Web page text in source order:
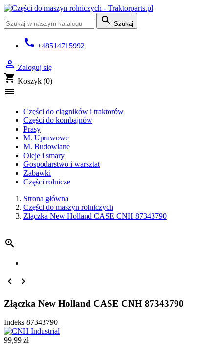
 Szukaj
call +48514715992
 Zaloguj się
shopping_cart Koszyk (0)

Części do ciągników i traktorów
Części do kombajnów
Prasy
M. Uprawowe
M. Budowlane
Oleje i smary
Gospodarstwo i warsztat
Zabawki
Części rolnicze
Strona główna
Części do maszyn rolniczych
Złączka New Holland CASE CNH 87343790

 
Złączka New Holland CASE CNH 87343790
Indeks 87343790
99,99 zł